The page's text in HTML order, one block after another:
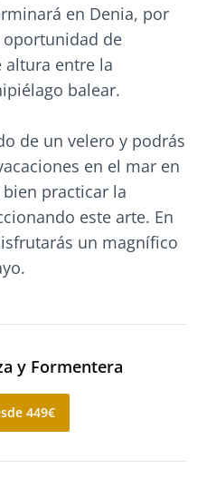
en Denia, por
de
altura entre la
balear.
de un velero y podrás
en el mar en
practicar la
este arte. En
un magnífico
y Formentera
449€